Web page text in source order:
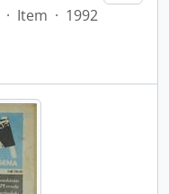
· Item · 1992